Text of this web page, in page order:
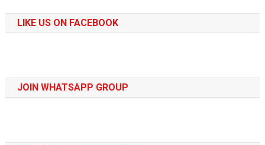
LIKE US ON FACEBOOK
JOIN WHATSAPP GROUP